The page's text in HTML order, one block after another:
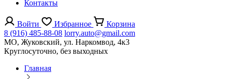
Контакты
Войти Избранное
Корзина
8 (916) 485-88-08 lorry.auto@gmail.com
МО, Жуковский, ул. Наркомвод, 4к3
Круглосуточно, без выходных
Главная